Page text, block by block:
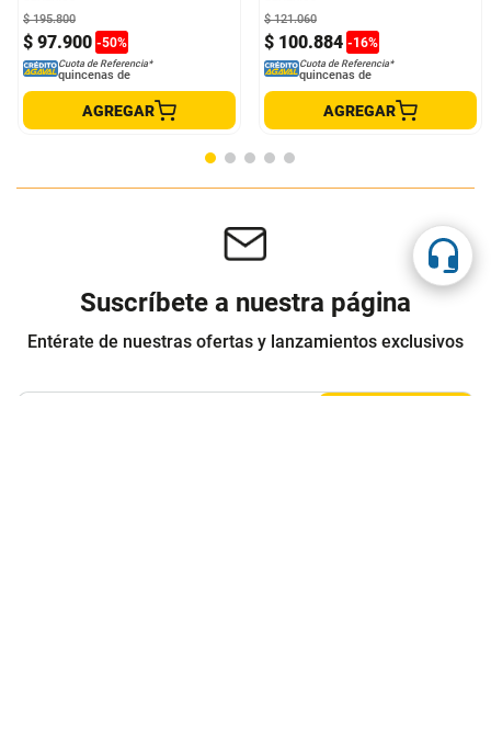
$ 97.900 -50%
$ 195.800
Cuota de Referencia*
quincenas de
AGREGAR
$ 100.884 -16%
$ 121.060
Cuota de Referencia*
quincenas de
AGREGAR
Suscríbete a nuestra página
Entérate de nuestras ofertas y lanzamientos exclusivos